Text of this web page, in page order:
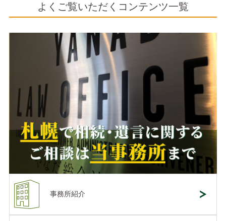
よくご覧いただくコンテンツ一覧
事務所紹介